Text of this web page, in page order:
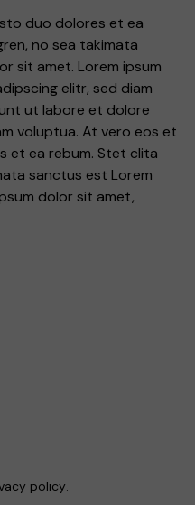
duo dolores et ea
no sea takimata
sit amet. Lorem ipsum
elitr, sed diam
ut labore et dolore
voluptua. At vero eos et
et ea rebum. Stet clita
sanctus est Lorem
dolor sit amet,
policy